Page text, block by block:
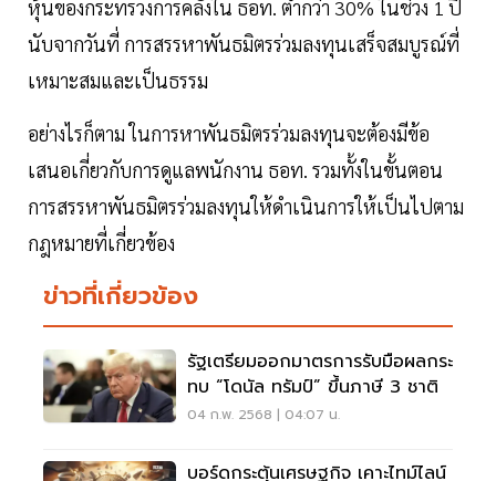
หุ้นของกระทรวงการคลังใน ธอท. ต่ำกว่า 30% ในช่วง 1 ปี
นับจากวันที่ การสรรหาพันธมิตรร่วมลงทุนเสร็จสมบูรณ์ที่
เหมาะสมและเป็นธรรม
อย่างไรก็ตาม ในการหาพันธมิตรร่วมลงทุนจะต้องมีข้อ
เสนอเกี่ยวกับการดูแลพนักงาน ธอท. รวมทั้งในขั้นตอน
การสรรหาพันธมิตรร่วมลงทุนให้ดำเนินการให้เป็นไปตาม
กฎหมายที่เกี่ยวข้อง
ข่าวที่เกี่ยวข้อง
รัฐเตรียมออกมาตรการรับมือผลกระ
ทบ “โดนัล ทรัมป์” ขึ้นภาษี 3 ชาติ
04 ก.พ. 2568 | 04:07 น.
บอร์ดกระตุ้นเศรษฐกิจ เคาะไทม์ไลน์